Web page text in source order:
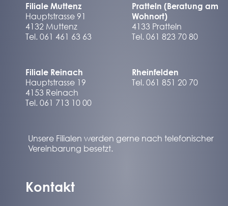
Filiale Muttenz
Hauptstrasse 91
4132 Muttenz
Tel. 061 461 63 63
Pratteln (Beratung am
Wohnort)
4133 Pratteln
Tel. 061 823 70 80
Filiale Reinach
Hauptstrasse 19
4153 Reinach
Tel. 061 713 10 00
Rheinfelden
Tel. 061 851 20 70
Unsere Filialen werden gerne nach telefonischer
Vereinbarung besetzt.
Kontakt